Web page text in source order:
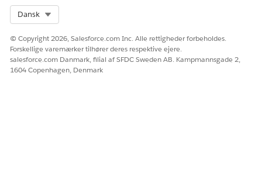
Dansk
© Copyright 2026, Salesforce.com Inc. Alle rettigheder forbeholdes.
Forskellige varemærker tilhører deres respektive ejere.
salesforce.com Danmark, filial af SFDC Sweden AB. Kampmannsgade 2,
1604 Copenhagen, Denmark